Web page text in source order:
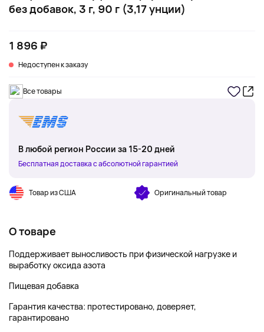
без добавок, 3 г, 90 г (3,17 унции)
1 896 ₽
Недоступен к заказу
Все товары
В любой регион России за 15-20 дней
Бесплатная доставка с абсолютной гарантией
Товар из США Оригинальный товар
О товаре
Поддерживает выносливость при физической нагрузке и
выработку оксида азота
Пищевая добавка
Гарантия качества: протестировано, доверяет,
гарантировано